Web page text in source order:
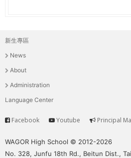
主
選
單
新生專區
News
About
Administration
Language Center
Service
Facebook Youtube Principal
WAGOR High School © 2012-2026
No. 328, Junfu 18th Rd., Beitun Dist.,